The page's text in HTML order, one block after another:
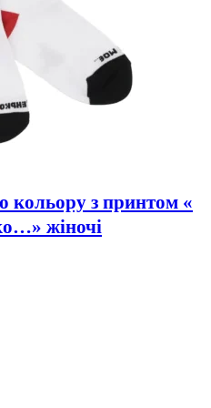
кольору з принтом «
жіночі